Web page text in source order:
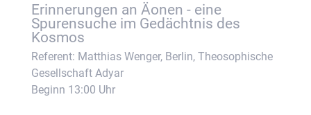
Erinnerungen an Äonen - eine
Spurensuche im Gedächtnis des
Kosmos
Referent: Matthias Wenger, Berlin, Theosophische
Gesellschaft Adyar
Beginn 13:00 Uhr